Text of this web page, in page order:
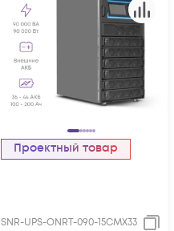
Проектный товар
SNR-UPS-ONRT-090-15CMX33